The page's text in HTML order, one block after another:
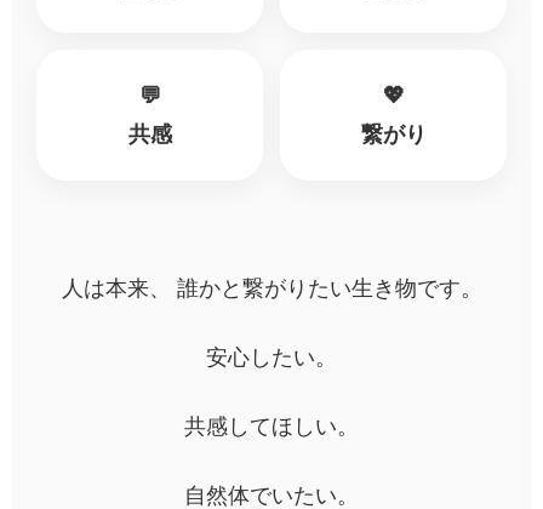
💬
共感
💖
繋がり
人は本来、 誰かと繋がりたい生き物です。
安心したい。
共感してほしい。
自然体でいたい。